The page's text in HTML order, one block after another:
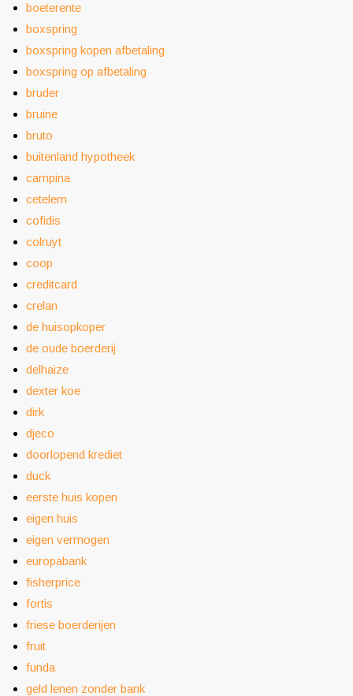
boeterente
boxspring
boxspring kopen afbetaling
boxspring op afbetaling
bruder
bruine
bruto
buitenland hypotheek
campina
cetelem
cofidis
colruyt
coop
creditcard
crelan
de huisopkoper
de oude boerderij
delhaize
dexter koe
dirk
djeco
doorlopend krediet
duck
eerste huis kopen
eigen huis
eigen vermogen
europabank
fisherprice
fortis
friese boerderijen
fruit
funda
geld lenen zonder bank